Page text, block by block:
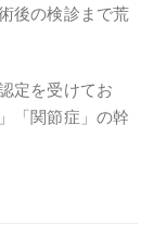
後の検診まで荒
定を受けてお
「関節症」の幹